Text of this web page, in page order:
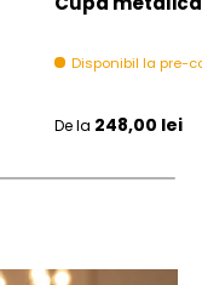
Disponibil la pre-
Pret initial
De la 248,00 lei